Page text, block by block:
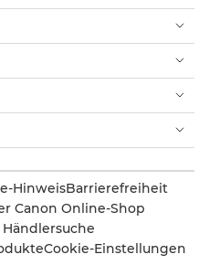
HinweisBarrierefreiheit
Canon Online-Shop
Cookie-Einstellungen